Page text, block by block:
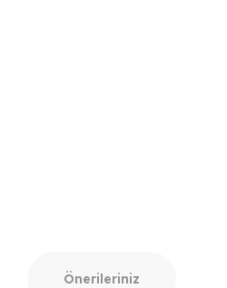
Önerileriniz